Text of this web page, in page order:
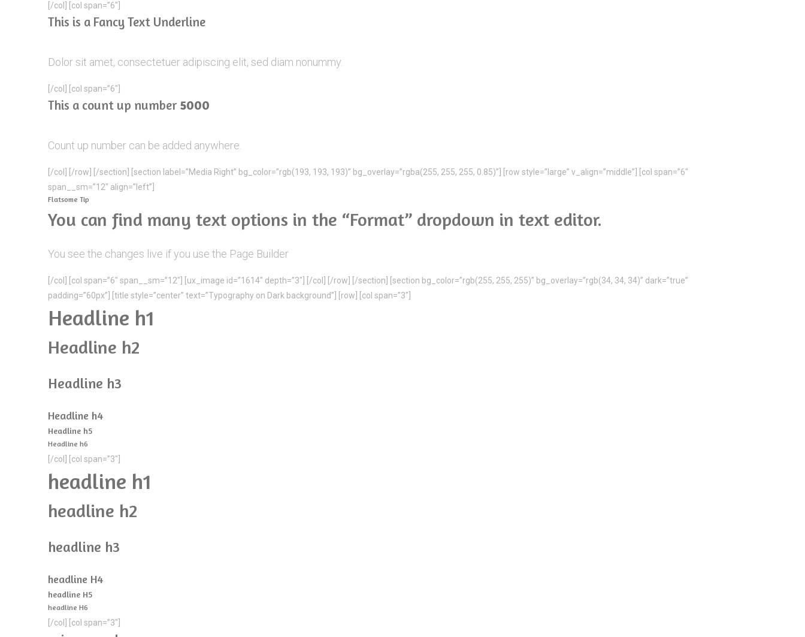
[/col] [col span=”6″]
This is a Fancy Text Underline
Dolor sit amet, consectetuer adipiscing elit, sed diam nonummy.
[/col] [col span=”6″]
This a count up number 5000
Count up number can be added anywhere.
[/col] [/row] [/section] [section label=”Media Right” bg_color=”rgb(193, 193, 193)” bg_overlay=”rgba(255, 255, 255, 0.85)”] [row style=”large” v_align=”middle”] [col span=”6″
span__sm=”12″ align=”left”]
Flatsome Tip
You can find many text options in the “Format” dropdown in text editor.
You see the changes live if you use the Page Builder
[/col] [col span=”6″ span__sm=”12″] [ux_image id=”1614″ depth=”3″] [/col] [/row] [/section] [section bg_color=”rgb(255, 255, 255)” bg_overlay=”rgb(34, 34, 34)” dark=”true”
padding=”60px”] [title style=”center” text=”Typography on Dark background”] [row] [col span=”3″]
Headline h1
Headline h2
Headline h3
Headline h4
Headline h5
Headline h6
[/col] [col span=”3″]
headline h1
headline h2
headline h3
headline H4
headline H5
headline H6
[/col] [col span=”3″]